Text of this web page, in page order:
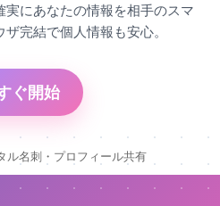
にあなたの情報を相手のスマ
完結で個人情報も安心。
ぐ開始
ル名刺・プロフィール共有